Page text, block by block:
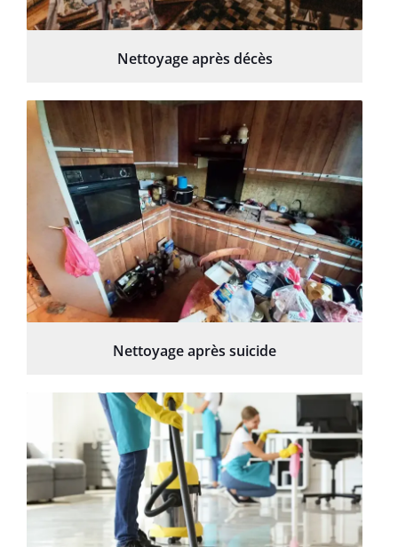
Nettoyage après décès
Nettoyage après suicide